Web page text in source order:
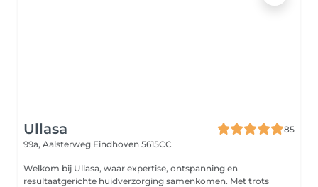
Ullasa
85
99a, Aalsterweg Eindhoven 5615CC
Welkom bij Ullasa, waar expertise, ontspanning en
resultaatgerichte huidverzorging samenkomen. Met trots